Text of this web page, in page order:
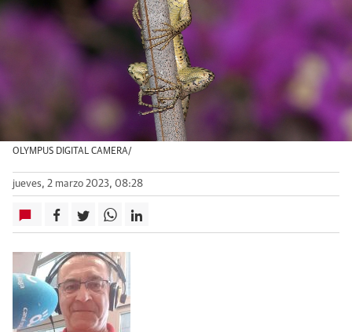
OLYMPUS DIGITAL CAMERA/
jueves, 2 marzo 2023, 08:28